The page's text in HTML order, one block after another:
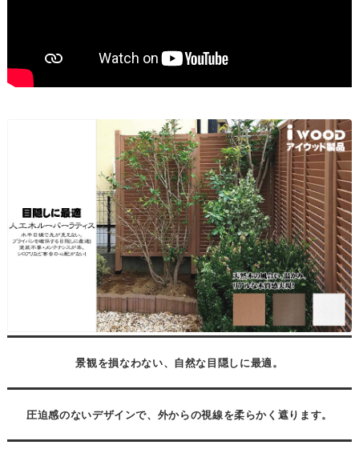
景観を損なわない、自然な目隠しに最適。
圧迫感のないデザインで、外からの視線を柔らかく遮ります。